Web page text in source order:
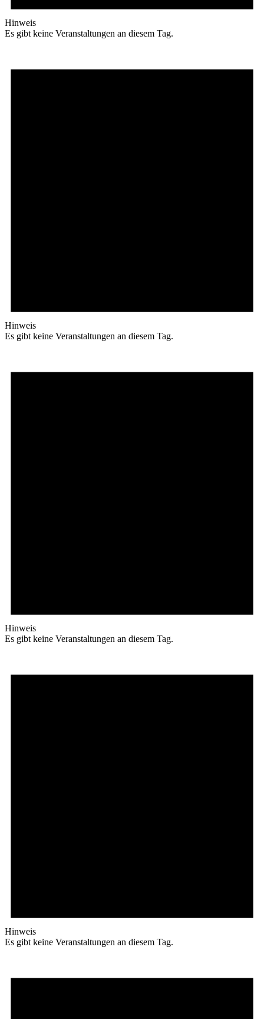
Hinweis
Es gibt keine Veranstaltungen an diesem Tag.
Hinweis
Es gibt keine Veranstaltungen an diesem Tag.
Hinweis
Es gibt keine Veranstaltungen an diesem Tag.
Hinweis
Es gibt keine Veranstaltungen an diesem Tag.